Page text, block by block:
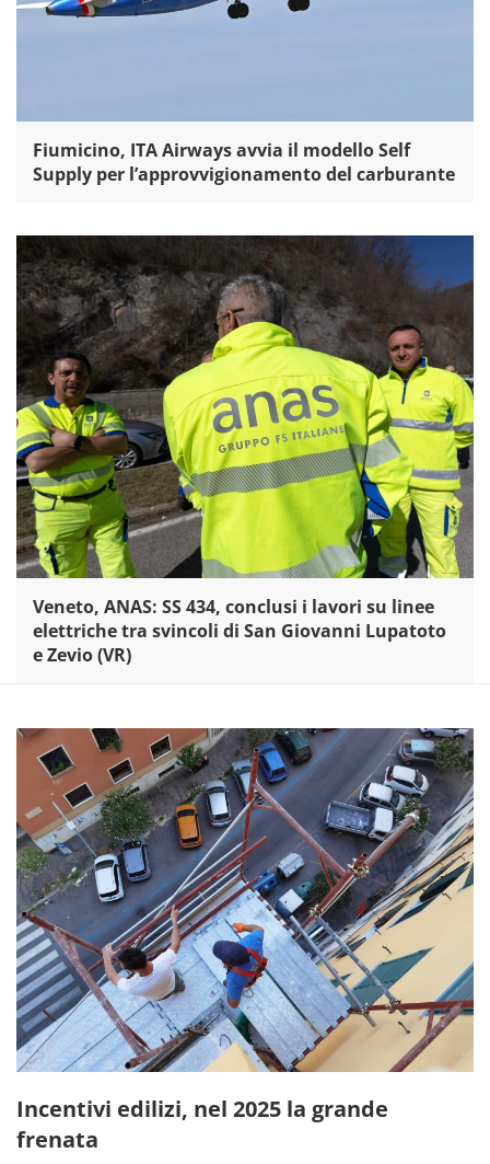
Fiumicino, ITA Airways avvia il modello Self
Supply per l’approvvigionamento del carburante
Veneto, ANAS: SS 434, conclusi i lavori su linee
elettriche tra svincoli di San Giovanni Lupatoto
e Zevio (VR)
Incentivi edilizi, nel 2025 la grande
frenata